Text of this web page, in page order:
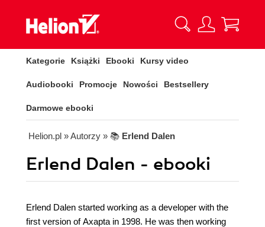
Kategorie Książki Ebooki Kursy video
Audiobooki Promocje Nowości Bestsellery
Darmowe ebooki
Helion.pl » Autorzy » 📚 Erlend Dalen
Erlend Dalen - ebooki
Erlend Dalen started working as a developer with the
first version of Axapta in 1998. He was then working